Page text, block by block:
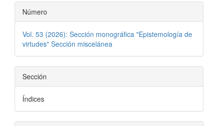
Número
Vol. 53 (2026): Sección monográfica "Epistemología de
virtudes" Sección miscelánea
Sección
Índices